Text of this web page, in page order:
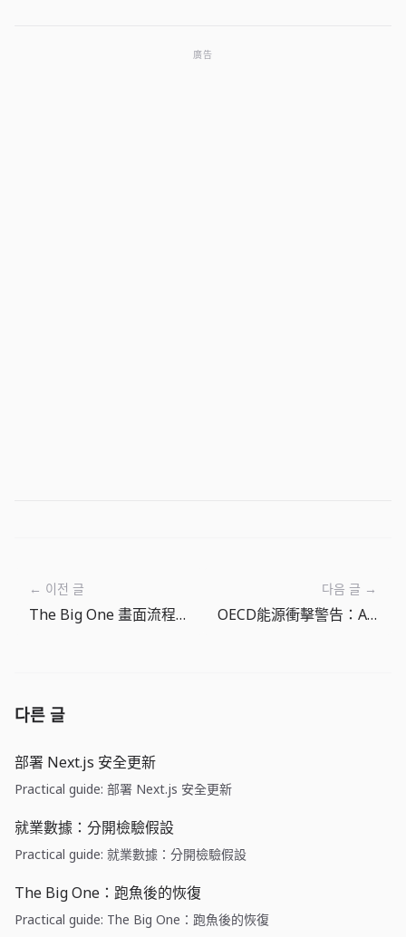
廣告
← 이전 글
The Big One 畫面流程指南：讀懂首頁、釣魚、魚類圖鑑和商店
다음 글 →
OECD能源衝擊警告：AI熱潮也繞不開成本結構
다른 글
部署 Next.js 安全更新
Practical guide: 部署 Next.js 安全更新
就業數據：分開檢驗假設
Practical guide: 就業數據：分開檢驗假設
The Big One：跑魚後的恢復
Practical guide: The Big One：跑魚後的恢復